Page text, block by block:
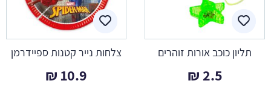
תליון כוכב אורות זוהרים
2.5
₪
צלחות נייר קטנות ספיידרמן
10.9
₪